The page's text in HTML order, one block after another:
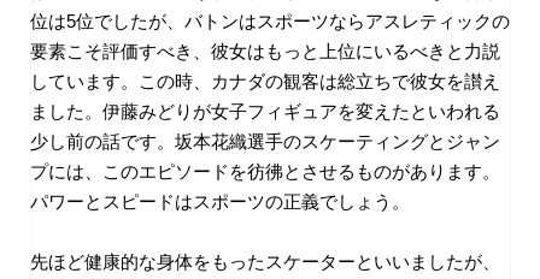
位は5位でしたが、バトンはスポーツならアスレティックの
要素こそ評価すべき、彼女はもっと上位にいるべきと力説
しています。この時、カナダの観客は総立ちで彼女を讃え
ました。伊藤みどりが女子フィギュアを変えたといわれる
少し前の話です。坂本花織選手のスケーティングとジャン
プには、このエピソードを彷彿とさせるものがあります。
パワーとスピードはスポーツの正義でしょう。
先ほど健康的な身体をもったスケーターといいましたが、